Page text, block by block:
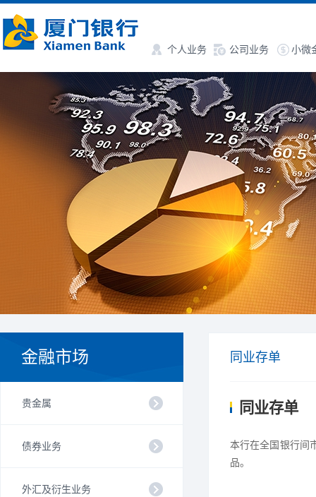
个人业务 公司业务 小微
金融市场
贵金属
债券业务
外汇及衍生业务
同业存单
同业存单
本行在全国银行间
品。